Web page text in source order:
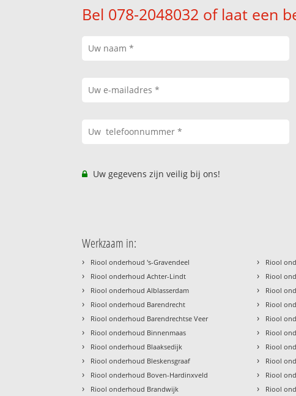
Bel 078-2048032 of laat een
Uw gegevens zijn veilig bij ons!
Werkzaam in:
› Riool onderhoud 's-Gravendeel
› Riool onderhoud Achter-Lindt
› Riool onderhoud Alblasserdam
› Riool onderhoud Barendrecht
› Riool onderhoud Barendrechtse Veer
› Riool onderhoud Binnenmaas
› Riool onderhoud Blaaksedijk
› Riool onderhoud Bleskensgraaf
› Riool onderhoud Boven-Hardinxveld
› Riool onderhoud Brandwijk
› Riool
› Riool
› Riool
› Riool
› Riool
› Riool
› Riool
› Riool
› Riool
› Riool